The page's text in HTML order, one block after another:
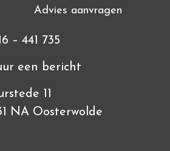
Advies aanvragen
– 441 735
een bericht
11
NA Oosterwolde